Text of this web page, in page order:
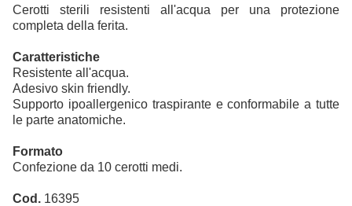
Cerotti sterili resistenti all'acqua per una protezione
completa della ferita.
Caratteristiche
Resistente all'acqua.
Adesivo skin friendly.
Supporto ipoallergenico traspirante e conformabile a tutte
le parte anatomiche.
Formato
Confezione da 10 cerotti medi.
Cod. 16395